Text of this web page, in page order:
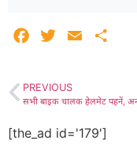
FacebookTwitterEmail
PREVIOUS
[the_ad id='179']